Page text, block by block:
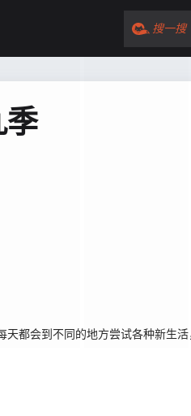
搜一搜
季
天都会到不同的地方尝试各种新生